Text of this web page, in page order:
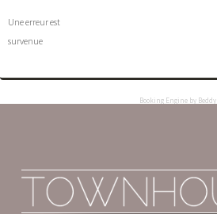
Une erreur est
survenue
Booking Engine by Beddy